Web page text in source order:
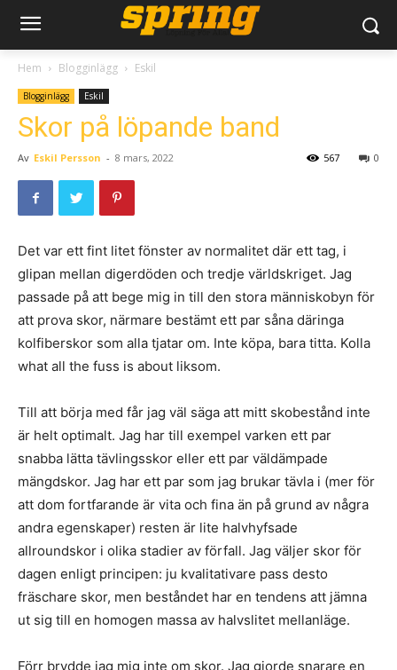
Hem Blogginlägg Eskil
Blogginlägg Eskil
Skor på löpande band
Av Eskil Persson - 8 mars, 2022 0
567
Det var ett fint litet fönster av normalitet där ett tag, i
glipan mellan digerdöden och tredje världskriget. Jag
passade på att bege mig in till den stora människobyn för
att prova skor, närmare bestämt ett par såna däringa
kolfiberskor som alla tjatar om. Inte köpa, bara titta. Kolla
what all the fuss is about liksom.
Till att börja med får jag väl säga att mitt skobestånd inte
är helt optimalt. Jag har till exempel varken ett par
snabba lätta tävlingsskor eller ett par väldämpade
mängdskor. Jag har ett par som jag brukar tävla i (mer för
att dom fortfarande är vita och fina än på grund av några
andra egenskaper) resten är lite halvhyfsade
allroundskor i olika stadier av förfall. Jag väljer skor för
dagen enligt principen: ju kvalitativare pass desto
fräschare skor, men beståndet har en tendens att jämna
ut sig till en homogen massa av halvslitet mellanläge.
Förr brydde jag mig inte om skor. Jag gjorde snarare en